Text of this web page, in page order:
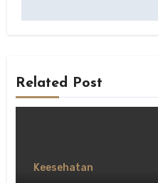
Related Post
Keesehatan